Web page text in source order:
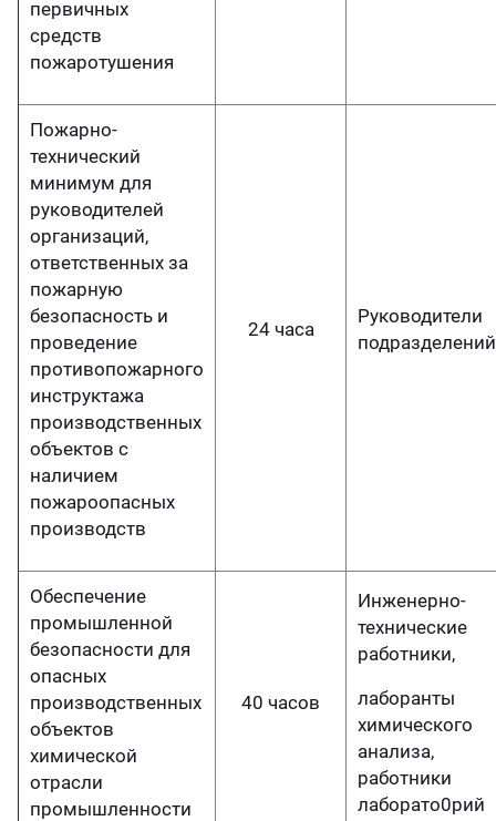
первичных
средств
пожаротушения
Пожарно-
технический
минимум для
руководителей
организаций,
ответственных за
пожарную
безопасность и
проведение
противопожарного
инструктажа
производственных
объектов с
наличием
пожароопасных
производств
24 часа
Руководители
подразделений
Обеспечение
промышленной
безопасности для
опасных
производственных
объектов
химической
отрасли
промышленности
40 часов
Инженерно-
технические
работники,
лаборанты
химического
анализа,
работники
лаборато0рий